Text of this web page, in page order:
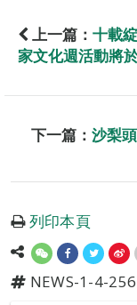
上一篇： 十載
家文化週活動將
下一篇： 沙梨
列印本頁
NEWS-1-4-